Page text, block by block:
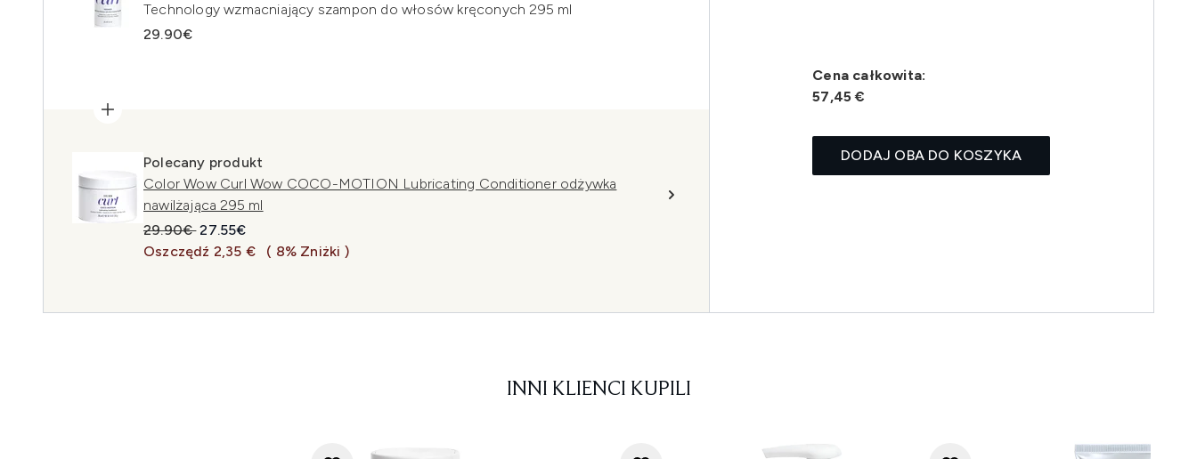
Technology wzmacniający szampon do włosów kręconych 295 ml
29.90€
Polecany produkt
Color Wow Curl Wow COCO-MOTION Lubricating Conditioner odżywka
nawilżająca 295 ml
Sugerowana cena detaliczna:
29.90€Aktualna cena:
27.55€
Oszczędź 2,35 €
( 8% Zniżki )
Cena całkowita:
57,45 €
DODAJ OBA DO KOSZYKA
INNI KLIENCI KUPILI